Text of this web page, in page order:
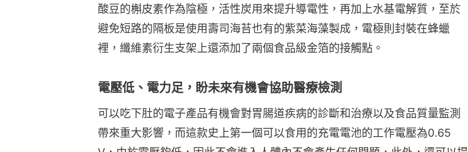
酸豆的槲皮素作為陰極，活性炭用來提升導電性，再加上水基電解質，至於
避免短路的隔板是使用壽司海苔也有的紫菜海藻製成，電極則封裝在蜂蠟
裡，纖維素衍生支架上還添加了兩個食品級金箔的接觸點。
電壓低、電力足，盼未來有機會協助醫療檢測
可以吃下肚的電子產品有機會對胃腸道疾病的診斷和治療以及食品質量監測
帶來重大影響，而這款史上第一個可以食用的充電電池的工作電壓為0.65